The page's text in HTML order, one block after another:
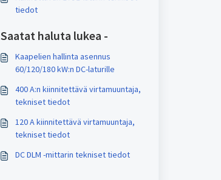
tiedot
Saatat haluta lukea -
Kaapelien hallinta asennus
60/120/180 kW:n DC-laturille
400 A:n kiinnitettävä virtamuuntaja,
tekniset tiedot
120 A kiinnitettävä virtamuuntaja,
tekniset tiedot
DC DLM -mittarin tekniset tiedot